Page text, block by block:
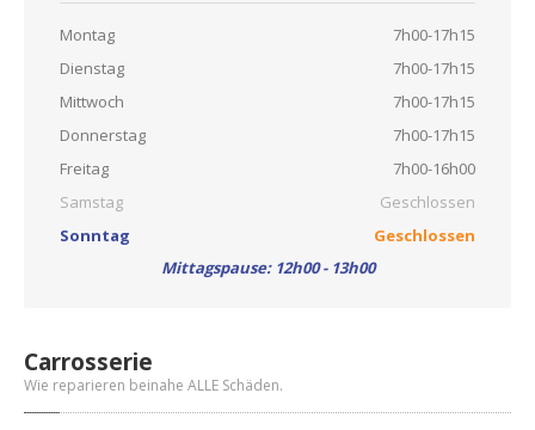
Montag
7h00-17h15
Dienstag
7h00-17h15
Mittwoch
7h00-17h15
Donnerstag
7h00-17h15
Freitag
7h00-16h00
Samstag
Geschlossen
Sonntag
Geschlossen
Mittagspause: 12h00 - 13h00
Carrosserie
Wie reparieren beinahe ALLE Schäden.